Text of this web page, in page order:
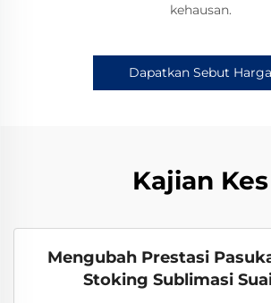
kehausan.
Dapatkan Sebut Harga
Kajian Kes
Mengubah Prestasi
Stoking Sublimasi